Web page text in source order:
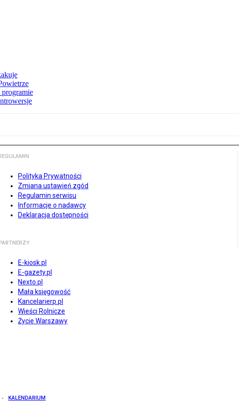
programie
REGULAMIN
Polityka Prywatności
Zmiana ustawień zgód
Regulamin serwisu
Informacje o nadawcy
Deklaracja dostępności
PARTNERZY
E-kiosk.pl
E-gazety.pl
Nexto.pl
Mała księgowość
Kancelarierp.pl
Wieści Rolnicze
Życie Warszawy
KALENDARIUM